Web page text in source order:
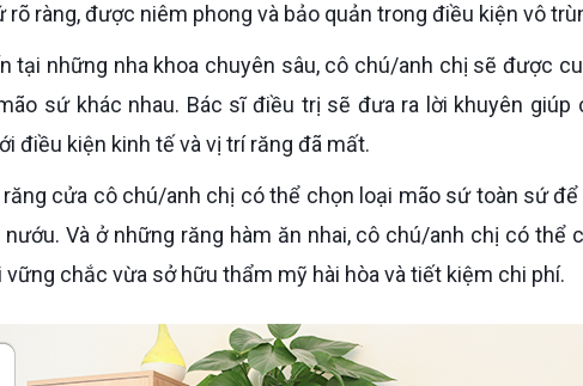
rõ ràng, được niêm phong và bảo quản trong điều kiện vô
sứ khác nhau. Bác sĩ điều trị sẽ đưa ra lời khuyên giúp
điều kiện kinh tế và vị trí răng đã mất.
nướu. Và ở những răng hàm ăn nhai, cô chú/anh chị có thể
vững chắc vừa sở hữu thẩm mỹ hài hòa và tiết kiệm chi phí.